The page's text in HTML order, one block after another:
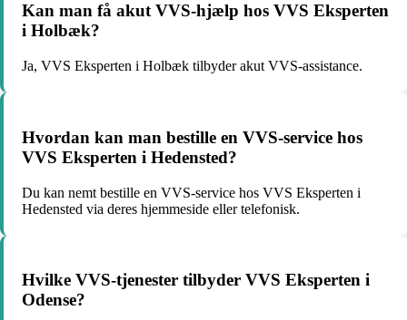
Kan man få akut VVS-hjælp hos VVS Eksperten
i Holbæk?
Ja, VVS Eksperten i Holbæk tilbyder akut VVS-assistance.
Hvordan kan man bestille en VVS-service hos
VVS Eksperten i Hedensted?
Du kan nemt bestille en VVS-service hos VVS Eksperten i
Hedensted via deres hjemmeside eller telefonisk.
Hvilke VVS-tjenester tilbyder VVS Eksperten i
Odense?